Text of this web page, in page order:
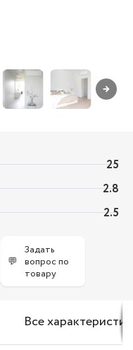
→
25
2.8
2.5
💬
Задать
вопрос по
товару
Все